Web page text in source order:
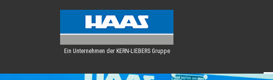
Ein Unternehmen der KERN-LIEBERS Gruppe